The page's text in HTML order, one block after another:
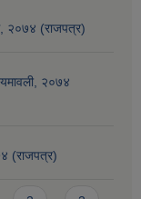
२०७४ (राजपत्र)
२०७४
(राजपत्र)